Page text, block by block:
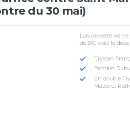
du 30 mai)
Lors de cette
de 3/0, voici le
Trystan
Romain
En double
Matéo et